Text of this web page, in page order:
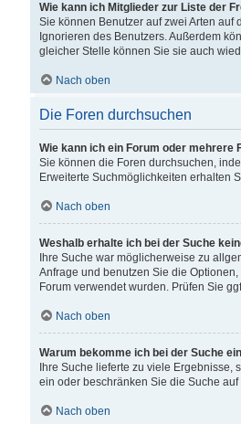
Wie kann ich Mitglieder zur Liste der
Sie können Benutzer auf zwei Arten
Ignorieren des Benutzers. Außerdem
gleicher Stelle können Sie sie auch
Nach oben
Die Foren durchsuchen
Wie kann ich ein Forum oder mehrere
Sie können die Foren durchsuchen,
Erweiterte Suchmöglichkeiten erhalten
Nach oben
Weshalb erhalte ich bei der Suche
Ihre Suche war möglicherweise zu
Anfrage und benutzen Sie die
Forum verwendet wurden. Prüfen Sie
Nach oben
Warum bekomme ich bei der Suche
Ihre Suche lieferte zu viele
ein oder beschränken Sie die Suche
Nach oben